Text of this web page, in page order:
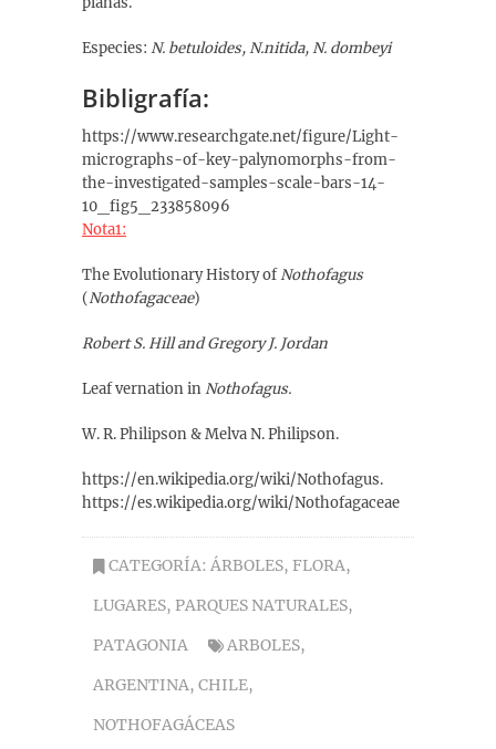
Especies: N. betuloides, N.nitida, N. dombeyi
Bibligrafía:
https://www.researchgate.net/figure/Light-
micrographs-of-key-palynomorphs-from-
the-investigated-samples-scale-bars-14-
10_fig5_233858096
Nota1:
The Evolutionary History ofNothofagus
(Nothofagaceae)
Robert S.Hilland GregoryJ. Jordan
Leaf vernation inNothofagus.
W. R. Philipson & Melva N. Philipson.
https://en.wikipedia.org/wiki/Nothofagus.
https://es.wikipedia.org/wiki/Nothofagaceae
CATEGORÍA: ÁRBOLES, FLORA,
LUGARES, PARQUES NATURALES,
PATAGONIA
ARBOLES,
ARGENTINA, CHILE,
NOTHOFAGÁCEAS